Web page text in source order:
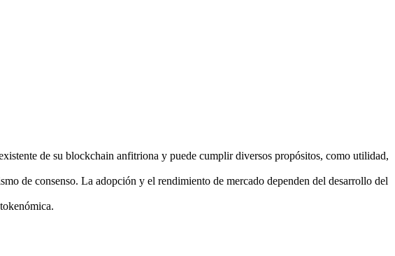
de su blockchain anfitriona y puede cumplir diversos propósitos, como utilidad,
de consenso. La adopción y el rendimiento de mercado dependen del desarrollo del